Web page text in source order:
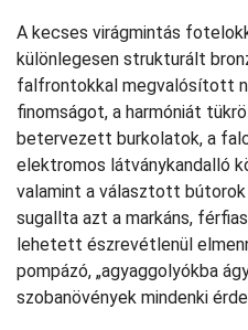
A kecses virágmintás
különlegesen strukturált
falfrontokkal megvalósított
finomságot, a harmóniát
betervezett burkolatok, a
elektromos látványkandalló
valamint a választott
sugallta azt a markáns,
lehetett észrevétlenül
pompázó, „agyaggolyókba
szobanövények mindenki